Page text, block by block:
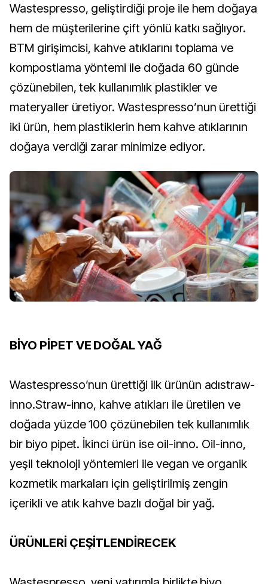
Wastespresso, geliştirdiği proje ile hem doğaya
hem de müşterilerine çift yönlü katkı sağlıyor.
BTM girişimcisi, kahve atıklarını toplama ve
kompostlama yöntemi ile doğada 60 günde
çözünebilen, tek kullanımlık plastikler ve
materyaller üretiyor. Wastespresso’nun ürettiği
iki ürün, hem plastiklerin hem kahve atıklarının
doğaya verdiği zarar minimize ediyor.
BİYO PİPET VE DOĞAL YAĞ
Wastespresso’nun ürettiği ilk ürünün adıstraw-
inno.Straw-inno, kahve atıkları ile üretilen ve
doğada yüzde 100 çözünebilen tek kullanımlık
bir biyo pipet. İkinci ürün ise oil-inno. Oil-inno,
yeşil teknoloji yöntemleri ile vegan ve organik
kozmetik markaları için geliştirilmiş zengin
içerikli ve atık kahve bazlı doğal bir yağ.
ÜRÜNLERİ ÇEŞİTLENDİRECEK